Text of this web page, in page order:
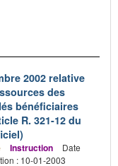
2002 relative
des
bénéficiaires
R. 321-12 du
Instruction
Date
: 10-01-2003